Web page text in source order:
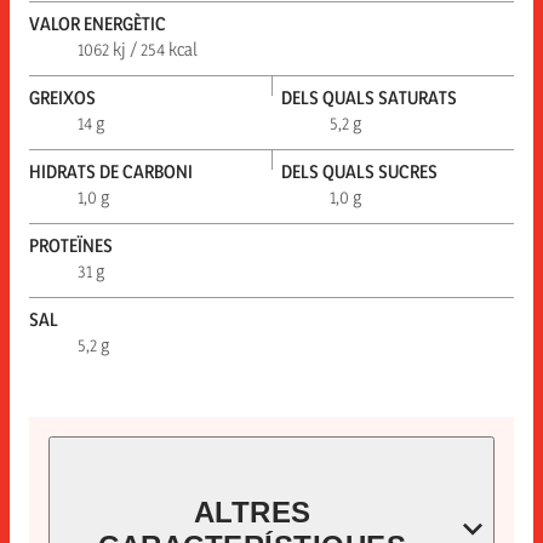
VALOR ENERGÈTIC
1062 kj / 254 kcal
GREIXOS
14 g
DELS QUALS SATURATS
5,2 g
HIDRATS DE CARBONI
1,0 g
DELS QUALS SUCRES
1,0 g
PROTEÏNES
31 g
SAL
5,2 g
ALTRES